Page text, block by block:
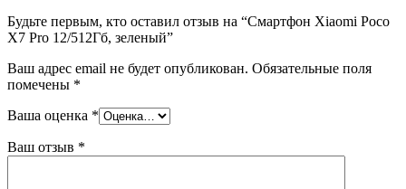
Будьте первым, кто оставил отзыв на “Смартфон Xiaomi Poco
X7 Pro 12/512Гб, зеленый”
Ваш адрес email не будет опубликован. Обязательные поля
помечены *
Ваша оценка *
Ваш отзыв *